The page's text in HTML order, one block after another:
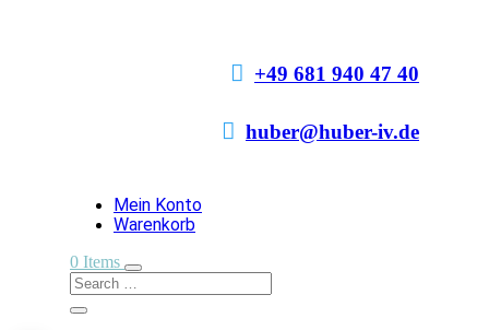
 +49 681 940 47 40
 huber@huber-iv.de
Mein Konto
Warenkorb
0 Items